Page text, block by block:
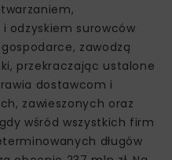
odzyskiem surowców
zawodzą
przekraczając ustalone
dostawcom i
zawieszonych oraz
wśród wszystkich firm
długów